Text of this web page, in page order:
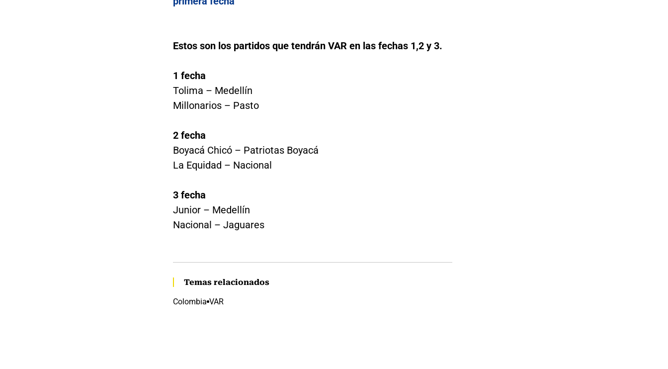
Estos son los partidos que tendrán VAR en las fechas 1,2 y 3.
1 fecha
Tolima – Medellín
Millonarios – Pasto
2 fecha
Boyacá Chicó – Patriotas Boyacá
La Equidad – Nacional
3 fecha
Junior – Medellín
Nacional – Jaguares
Temas relacionados
Colombia VAR